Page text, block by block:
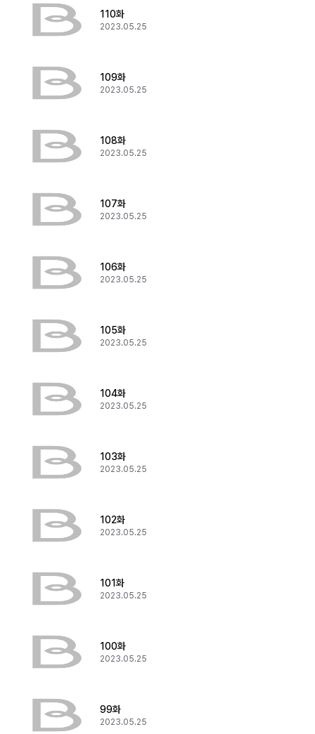
110화
2023.05.25
109화
2023.05.25
108화
2023.05.25
107화
2023.05.25
106화
2023.05.25
105화
2023.05.25
104화
2023.05.25
103화
2023.05.25
102화
2023.05.25
101화
2023.05.25
100화
2023.05.25
99화
2023.05.25